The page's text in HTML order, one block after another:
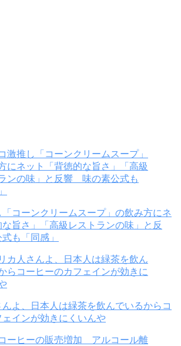
コーンクリームスープ」の飲み方にネ
旨さ」「高級レストランの味」と反
も「同感」
よ、日本人は緑茶を飲んでいるからコ
インが効きにくいんや